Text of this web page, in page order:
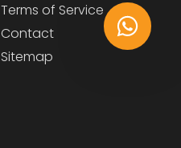
Terms of Service
Contact
Sitemap